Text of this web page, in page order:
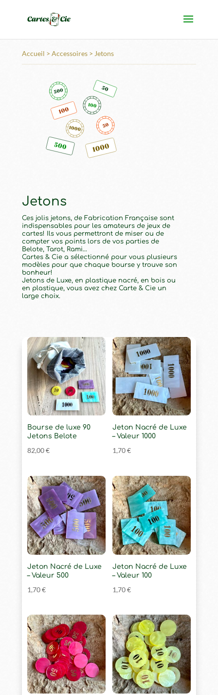
Accueil > Accessoires> Jetons
Jetons
Ces jolis jetons, de Fabrication Française sont
indispensables pour les amateurs de jeux de
cartes! Ils vous permettront de miser ou de
compter vos points lors de vos parties de
Belote, Tarot, Rami…
Cartes & Cie a sélectionné pour vous plusieurs
modèles pour que chaque bourse y trouve son
bonheur!
Jetons de Luxe, en plastique nacré, en bois ou
en plastique, vous avez chez Carte & Cie un
large choix.
Bourse de luxe 90
Jetons Belote
82,00€
Jeton Nacré de Luxe
– Valeur 1000
1,70€
Jeton Nacré de Luxe
– Valeur 500
1,70€
Jeton Nacré de Luxe
– Valeur 100
1,70€